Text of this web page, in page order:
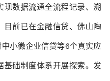
数据流通全流程记录、溯
前已在金融信贷、佛山陶
小微企业信贷等6个真实应
础制度体系开展探索。发